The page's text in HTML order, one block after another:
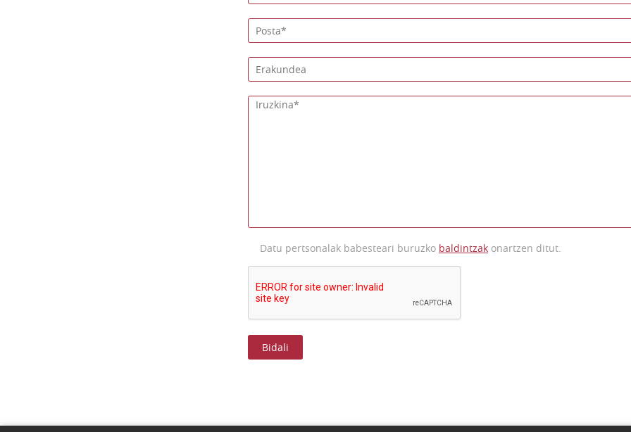
Datu pertsonalak babesteari buruzko baldintzak onartzen ditut.